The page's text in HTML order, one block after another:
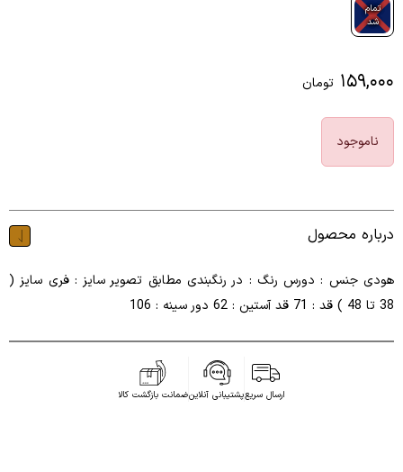
تمام
شد
۱۵۹,۰۰۰ تومان
ناموجود
درباره محصول
هودی جنس : دورس رنگ : در رنگبندی مطابق تصویر سایز : فری سایز (
38 تا 48 ) قد : 71 قد آستین : 62 دور سینه : 106
ارسال سریعپشتیبانی آنلاینضمانت بازگشت کالا